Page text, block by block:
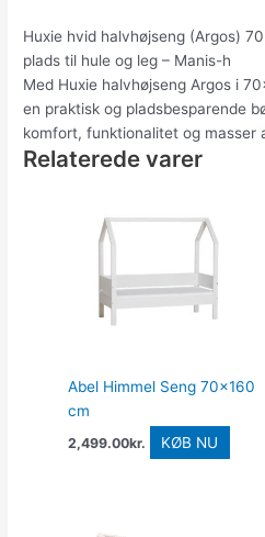
Huxie hvid halvhøjseng (Argos)
plads til hule og leg – Manis-h
Med Huxie halvhøjseng Argos i
en praktisk og pladsbesparende
komfort, funktionalitet og masser
Relaterede varer
Abel Himmel Seng 70×160
cm
2,499.00kr. KØB NU